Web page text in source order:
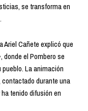
se transforma en
Ariel Cañete explicó que
donde el Pombero se
La animación
durante una
tenido difusión en